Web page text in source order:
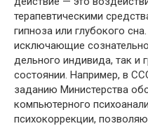
терапевтическими
гип­ноза или глубокого
исключающие
дельного индивида, так
состоянии. Например, в
заданию Министерства
компьютерного
психокоррекции,